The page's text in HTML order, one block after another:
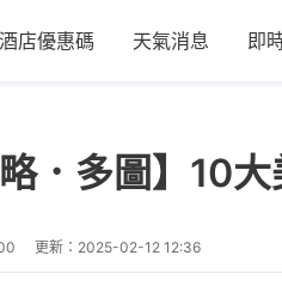
酒店優惠碼 天氣消息 即
略．多圖】10
更新： 2025-02-12 12:36